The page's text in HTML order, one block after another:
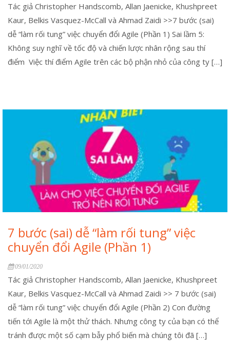
Tác giả Christopher Handscomb, Allan Jaenicke, Khushpreet
Kaur, Belkis Vasquez-McCall và Ahmad Zaidi >>7 bước (sai)
dễ “làm rối tung” việc chuyển đổi Agile (Phần 1) Sai lầm 5:
Không suy nghĩ về tốc độ và chiến lược nhân rộng sau thí
điểm Việc thí điểm Agile trên các bộ phận nhỏ của công ty […]
7 bước (sai) dễ “làm rối tung” việc
chuyển đổi Agile (Phần 1)
09/01/2020
Tác giả Christopher Handscomb, Allan Jaenicke, Khushpreet
Kaur, Belkis Vasquez-McCall và Ahmad Zaidi >> 7 bước (sai)
dễ “làm rối tung” việc chuyển đổi Agile (Phần 2) Con đường
tiến tới Agile là một thử thách. Nhưng công ty của bạn có thể
tránh được một số cạm bẫy phổ biến mà chúng tôi đã […]